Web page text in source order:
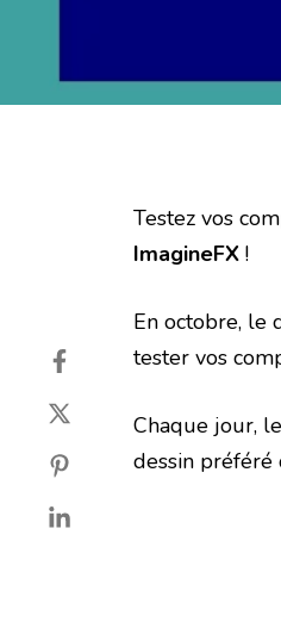
Testez vos
ImagineFX !
En octobre, le
tester vos
Chaque jour,
dessin préféré